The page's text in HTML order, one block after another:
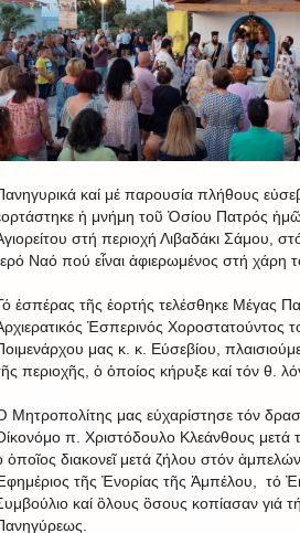
καί μέ παρουσία πλήθους
ἡ μνήμη τοῦ Ὁσίου Πατρός
στή περιοχή Λιβαδάκι Σάμου,
Ναό πού εἶναι ἀφιερωμένος στή χάρη
ἑσπέρας τῆς ἑορτής τελέσθηκε Μέγας
Ἑσπερινός Χοροστατούντος
μας κ. κ. Εύσεβίου,
περιοχῆς, ὁ ὁποίος κήρυξε καί τόν θ.
Μητροπολίτης μας εὐχαρίστησε τόν
π. Χριστόδουλο Κλεάνθους μετά
ὁποῖος διακονεῖ μετά ζήλου στόν
τῆς Ἐνορίας τῆς Ἀμπέλου, τό
καί ὃλους ὃσους κοπίασαν γιά